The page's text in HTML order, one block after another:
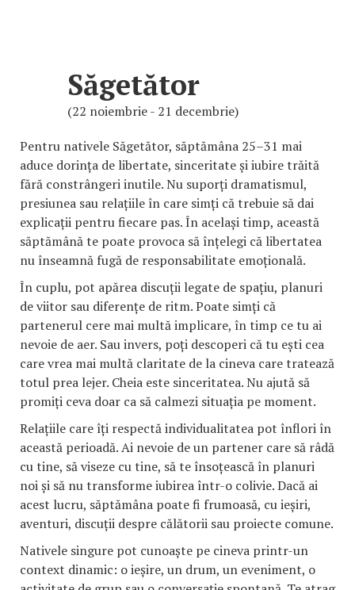
Săgetător
(22 noiembrie - 21 decembrie)
Pentru nativele Săgetător, săptămâna 25–31 mai
aduce dorința de libertate, sinceritate și iubire trăită
fără constrângeri inutile. Nu suporți dramatismul,
presiunea sau relațiile în care simți că trebuie să dai
explicații pentru fiecare pas. În același timp, această
săptămână te poate provoca să înțelegi că libertatea
nu înseamnă fugă de responsabilitate emoțională.
În cuplu, pot apărea discuții legate de spațiu, planuri
de viitor sau diferențe de ritm. Poate simți că
partenerul cere mai multă implicare, în timp ce tu ai
nevoie de aer. Sau invers, poți descoperi că tu ești cea
care vrea mai multă claritate de la cineva care tratează
totul prea lejer. Cheia este sinceritatea. Nu ajută să
promiți ceva doar ca să calmezi situația pe moment.
Relațiile care îți respectă individualitatea pot înflori în
această perioadă. Ai nevoie de un partener care să râdă
cu tine, să viseze cu tine, să te însoțească în planuri
noi și să nu transforme iubirea într-o colivie. Dacă ai
acest lucru, săptămâna poate fi frumoasă, cu ieșiri,
aventuri, discuții despre călătorii sau proiecte comune.
Nativele singure pot cunoaște pe cineva printr-un
context dinamic: o ieșire, un drum, un eveniment, o